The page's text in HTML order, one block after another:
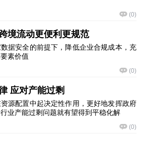
(0)
境流动更便利更规范
据安全的前提下，降低企业合规成本，充
素价值
(0)
应对产能过剩
源配置中起决定性作用，更好地发挥政府
业产能过剩问题就有望得到平稳化解
(0)